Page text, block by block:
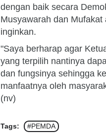
dengan baik secara
Musyawarah dan
inginkan.
"Saya berharap agar
yang terpilih nantinya
dan fungsinya sehingga
manfaatnya oleh
(nv)
Tags: #PEMDA